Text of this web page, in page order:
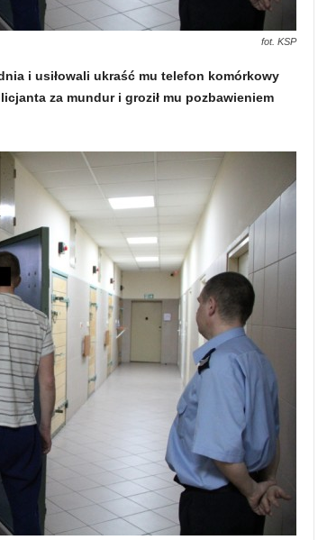
fot. KSP
i usiłowali ukraść mu telefon komórkowy
za mundur i groził mu pozbawieniem